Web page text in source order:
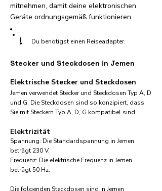
mitnehmen, damit deine elektronischen
Geräte ordnungsgemäß funktionieren.
! Du benötigst einen Reiseadapter.
Stecker und Steckdosen in Jemen
Elektrische Stecker und Steckdosen
Jemen verwendet Stecker und Steckdosen Typ A, D
und G. Die Steckdosen sind so konzipiert, dass
Sie mit Steckern Typ A, D, G kompatibel sind.
Elektrizität
Spannung: Die Standardspannung in Jemen
beträgt 230 V.
Frequenz: Die elektrische Frequenz in Jemen
beträgt 50 Hz.
Die folgenden Steckdosen sind in Jemen